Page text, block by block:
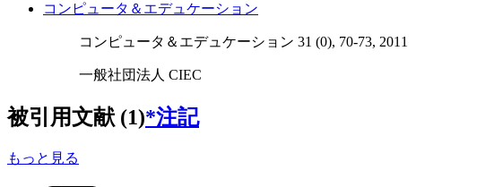
コンピュータ＆エデュケーション
コンピュータ＆エデュケーション 31 (0), 70-73, 2011
一般社団法人 CIEC
被引用文献 (1)*注記
もっと見る